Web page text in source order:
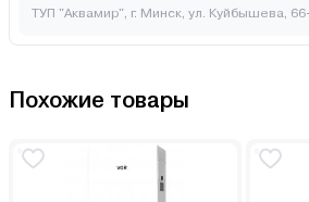
ТУП "Аквамир", г. Минск, ул. Куйбышева,
Похожие товары